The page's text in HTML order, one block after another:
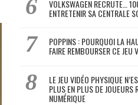
VOLKSWAGEN RECRUTE…
ENTRETENIR SA CENTRALE
POPPINS : POURQUOI LA
FAIRE REMBOURSER CE
LE JEU VIDÉO PHYSIQUE
PLUS EN PLUS DE JOUEURS
NUMÉRIQUE